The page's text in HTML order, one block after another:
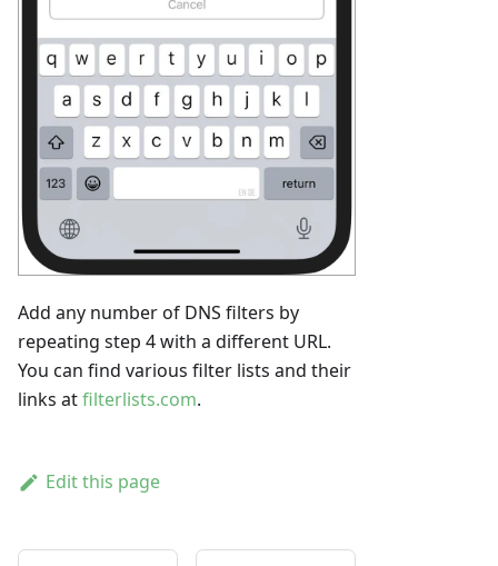
Add any number of DNS filters by
repeating step 4 with a different URL.
You can find various filter lists and their
links atfilterlists.com.
Edit this page